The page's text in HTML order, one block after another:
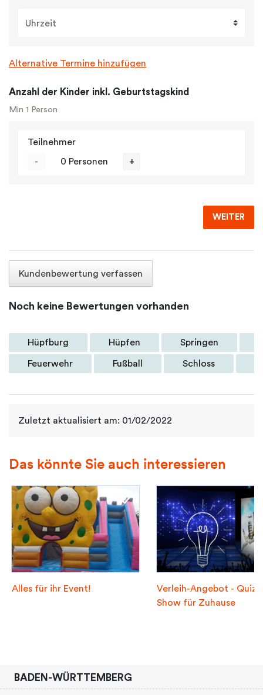
Uhrzeit
Alternative Termine hinzufügen
Anzahl der Kinder inkl. Geburtstagskind
Min 1 Person
Teilnehmer
- 0 Personen +
WEITER
Kundenbewertung verfassen
Noch keine Bewertungen vorhanden
Hüpfburg Hüpfen Springen
Feuerwehr Fußball Schloss
Zuletzt aktualisiert am: 01/02/2022
Das könnte Sie auch interessieren
Alles für ihr Event!
Verleih-Angebot - Quiz-
Show für Zuhause
BADEN-WÜRTTEMBERG